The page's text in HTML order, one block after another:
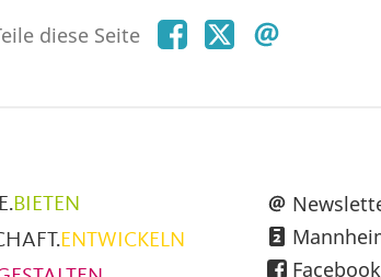
diese Seite Teile
diese
Teile
diese
BIETEN
ENTWICKELN
Facebook